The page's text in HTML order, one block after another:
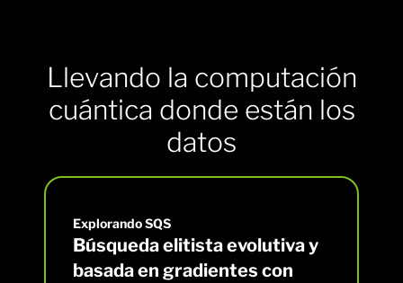
Llevando la computación
cuántica donde están los
datos
Explorando SQS
Búsqueda elitista evolutiva y
basada en gradientes con